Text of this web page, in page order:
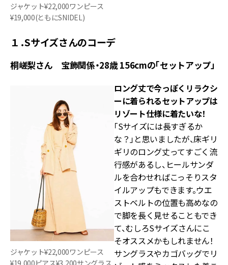
ジャケット¥22,000ワンピース
¥19,000(ともにSNIDEL)
１．Sサイズさんのコーデ
桐嵯梨さん 宝飾関係・28歳 156cmの「セットアップ」
ジャケット¥22,000ワンピース
¥19,000ピアス¥3,200サングラス
ロング丈で今っぽくリラクシ
ーに着られるセットアップは
リゾート仕様に着たいな！
「Sサイズには長すぎるか
な？」と思いましたが、床ギリ
ギリのロング丈ってすごく流
行感があるし、ヒールサンダ
ルを合わせればこっそりスタ
イルアップもできます。ウエ
ストベルトの位置も高めなの
で脚を長く見せることもでき
て、むしろSサイズさんにこ
そオススメかもしれません！
サングラスやカゴバッグでリ